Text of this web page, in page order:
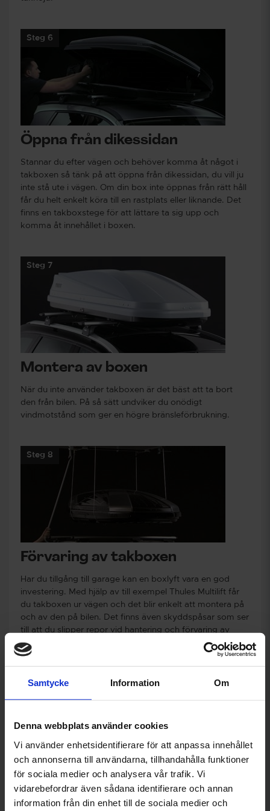
Samtycke Information Om
Denna webbplats använder cookies
Vi använder enhetsidentifierare för att anpassa innehållet
och annonserna till användarna, tillhandahålla funktioner
för sociala medier och analysera vår trafik. Vi
vidarebefordrar även sådana identifierare och annan
information från din enhet till de sociala medier och
Steg 6
Öppna från dikessidan
Stannar du efter vägen och behöver komma åt något i
takboxen så tänk på att öppna från dikessidan, du vill ju
inte stå ute i vägen. Om din box inte öppnas från rätt håll
får du helt enkelt köra till en rastplats eller liknande. Det
finns en takboxstege för att lättare ta sig upp och
komma åt innehållet i boxen.
Steg 7
Montera av boxen
När du inte använder takboxen är det bäst att ta bort
den från bilen. På så sätt undviker du onödigt
vindmotstånd som ger en högre bränsleförbrukning.
Steg 8
Förvaring av takboxen
Har du tillgång till garage kan en boxlyft vara en god
investering. Med hjälp av till exempel Thules Multilift får
du takboxen ur vägen och det blir enkelt att montera på
och av den på bilen. Det finns även skyddspåsar som ser
till att du slipper repor vid hantering och förvaring av
takboxen
Klart
Vårda din takbox
Tänk på att tvätta boxen för att förlänga dess livslängd